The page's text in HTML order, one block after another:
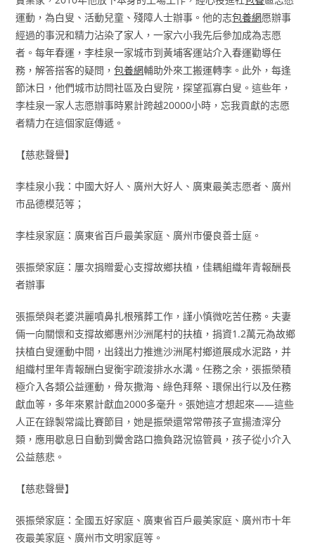
運動，為白叟、活動兒童、殘障人士辦事。他的志包養網愿辦事
經過的事況和精力沾染了家人，一家六小我先后參加成為志愿
者。每年春運，李桂泉一家城市到黃埔客運站介入春運勸導任
務，解答搭客的疑問，包養網輔助外來工搬運轉李。此外，每逢
節沐日，他們城市訪問社區及白叟院，探望孤寡白叟。這些年，
李桂泉一家人志愿辦事時累計跨越20000小時，忘我貢獻的志愿
者精力在這個家庭傳遞。
【慈悲聲譽】
李桂泉小我：中國大好人、廣州大好人、廣東最美志愿者、廣州
市品德模范等；
李桂泉家庭：廣東省百戶最美家庭、廣州市優良善士庭。
張振榮家庭：屢次捐贈愛心支撐故鄉扶植，佳耦組織年青報酬長
者辦事
張振榮與老婆洪麗噴鼻扎根殯葬工作，謹小慎微吃苦任務。夫妻
倆一向關懷和支撐故鄉惠州沙洲尾村的扶植，捐資1.2萬元為故鄉
扶植白叟運動中間，出錢出力推進沙洲尾村鄉道展成水泥路，并
組織村里年青報酬白叟衡宇疏浚排水水溝。任務之余，張振榮積
極介入各類公益運動，骨灰撒海、綠色拜祭、環保出行以及任務
獻血等，多年來累計獻血2000多毫升。張她這才想起來——這些
人正在錄製常識比賽節目，她是振榮還常常帶孩子宣揚渣滓分
類，應用歇息日自動到黌舍路口擔負路況協管員，孩子從小介入
公益慈悲。
【慈悲聲譽】
張振榮家庭：全國五好家庭、廣東省百戶最美家庭、廣州市十年
夜最美家庭、廣州市文明家庭等。